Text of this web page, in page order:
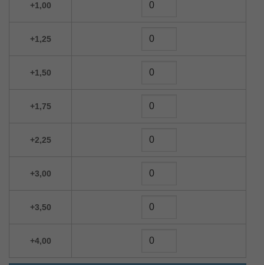
+1,00
+1,25
+1,50
+1,75
+2,25
+3,00
+3,50
+4,00